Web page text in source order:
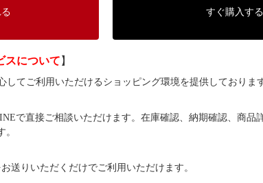
すぐ購入する
スについて 】
てご利用いただけるショッピング環境を提供しておりま
で直接ご相談いただけます。在庫確認、納期確認、商品
送りいただくだけでご利用いただけます。